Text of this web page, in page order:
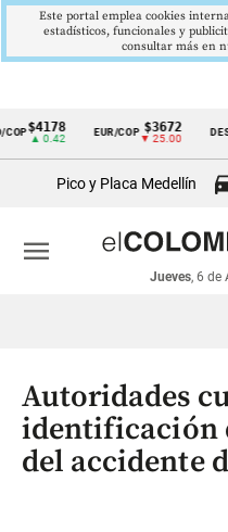
Cintillo
económicos
Colombia
$4178
▲ 0.42
EUR/COP $3672
▼ 25.00
Pico y Placa Medellín
Jueves, 6 de
menu
Autoridades
identificación
del accidente
Este portal emplea cookies
estadísticos, funcionales y
consultar más en